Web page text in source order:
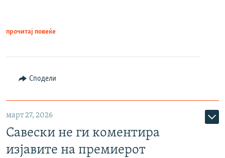
прочитај повеќе
Сподели
март 27, 2026
Савески не ги коментира
изјавите на премиерот